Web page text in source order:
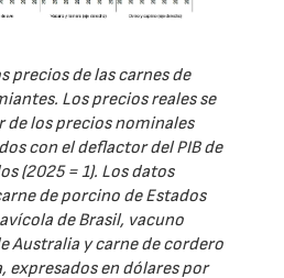
precios de las carnes de
Los precios reales se
de los precios nominales
con el deflactor del PIB de
(2025 = 1). Los datos
de porcino de Estados
de Brasil, vacuno
Australia y carne de cordero
expresados en dólares por